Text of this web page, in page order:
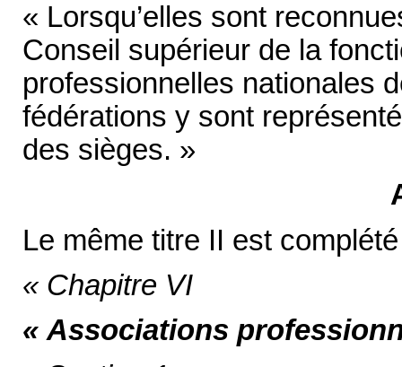
« Lorsqu’elles sont
Conseil supérieur de la
professionnelles nationales
fédérations y sont
des sièges. »
Le même titre II est
« Chapitre VI
« Associations